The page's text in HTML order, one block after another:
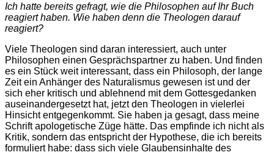
Ich hatte bereits gefragt, wie die Philosophen auf Ihr Buch
reagiert haben. Wie haben denn die Theologen darauf
reagiert?
Viele Theologen sind daran interessiert, auch unter
Philosophen einen Gesprächspartner zu haben. Und finden
es ein Stück weit interessant, dass ein Philosoph, der lange
Zeit ein Anhänger des Naturalismus gewesen ist und der
sich eher kritisch und ablehnend mit dem Gottesgedanken
auseinandergesetzt hat, jetzt den Theologen in vielerlei
Hinsicht entgegenkommt. Sie haben ja gesagt, dass meine
Schrift apologetische Züge hätte. Das empfinde ich nicht als
Kritik, sondern das entspricht der Hypothese, die ich bereits
formuliert habe: dass sich viele Glaubensinhalte des